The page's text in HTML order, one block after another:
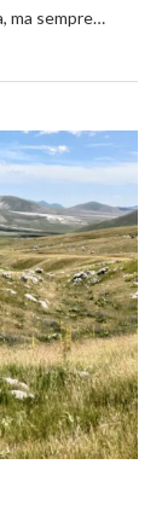
ma sempre…